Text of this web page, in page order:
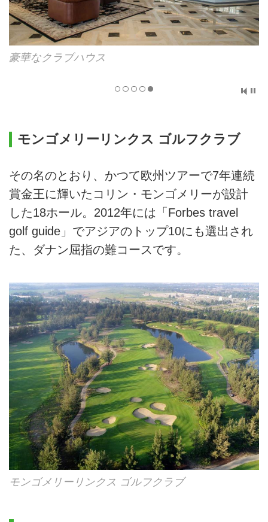
豪華なクラブハウス
モンゴメリーリンクス ゴルフクラブ
その名のとおり、かつて欧州ツアーで7年連続
賞金王に輝いたコリン・モンゴメリーが設計
した18ホール。2012年には「Forbes travel
golf guide」でアジアのトップ10にも選出され
た、ダナン屈指の難コースです。
モンゴメリーリンクス ゴルフクラブ